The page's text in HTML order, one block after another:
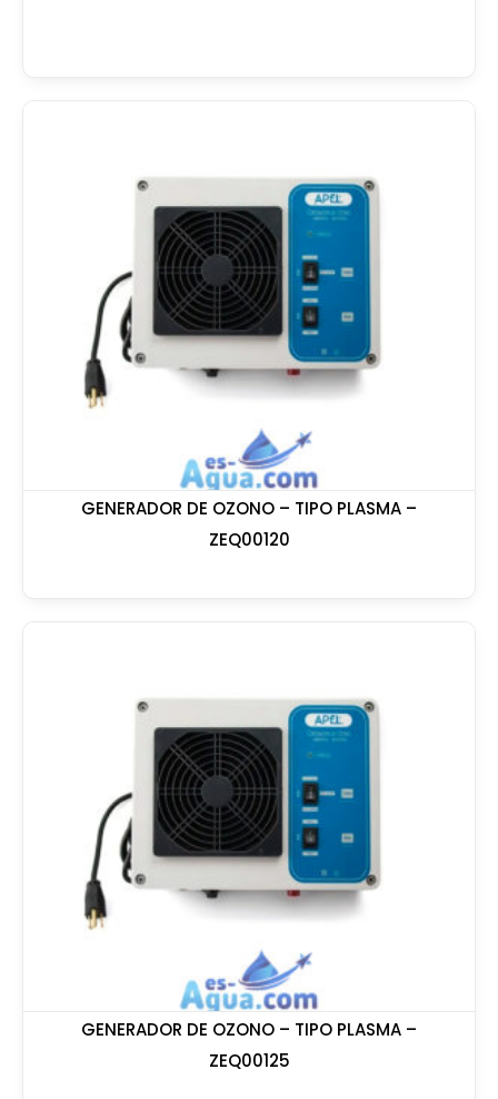
GENERADOR DE OZONO – TIPO PLASMA –
ZEQ00120
GENERADOR DE OZONO – TIPO PLASMA –
ZEQ00125